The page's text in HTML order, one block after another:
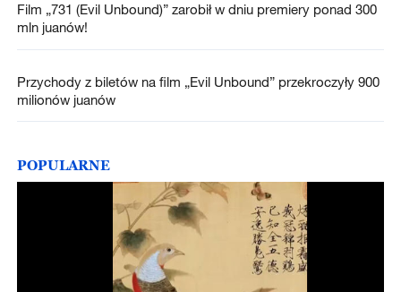
Film „731 (Evil Unbound)” zarobił w dniu premiery ponad 300
mln juanów!
Przychody z biletów na film „Evil Unbound” przekroczyły 900
milionów juanów
POPULARNE